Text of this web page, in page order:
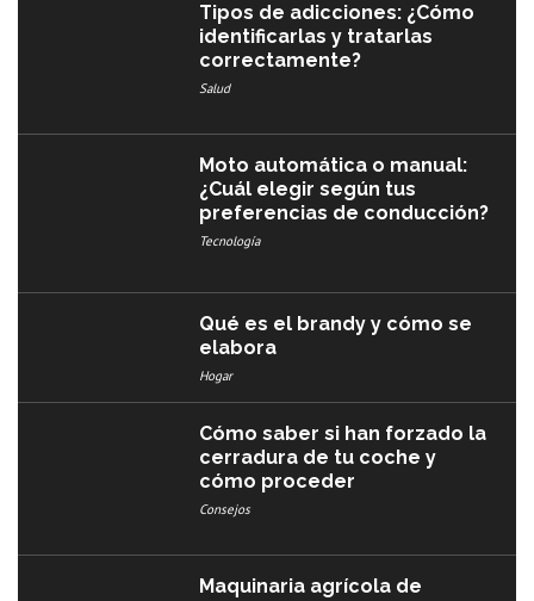
Tipos de adicciones: ¿Cómo
identificarlas y tratarlas
correctamente?
Salud
Moto automática o manual:
¿Cuál elegir según tus
preferencias de conducción?
Tecnología
Qué es el brandy y cómo se
elabora
Hogar
Cómo saber si han forzado la
cerradura de tu coche y
cómo proceder
Consejos
Maquinaria agrícola de